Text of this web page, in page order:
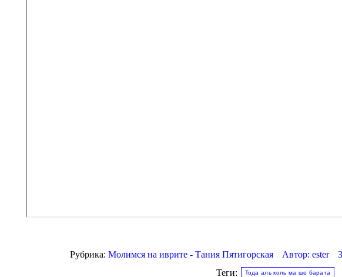
Рубрика: Молимся на иврите - Тания Пятигорская Автор: ester
Теги:
Тода аль коль ма ше барата